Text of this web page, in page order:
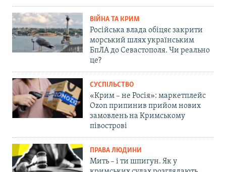
ВІЙНА ТА КРИМ
Російська влада обіцяє закрити
морський шлях українським
БпЛА до Севастополя. Чи реально
це?
СУСПІЛЬСТВО
«Крим – не Росія»: маркетплейс
Ozon припинив прийом нових
замовлень на Кримському
півострові
ПРАВА ЛЮДИНИ
Мить – і ти шпигун. Як у